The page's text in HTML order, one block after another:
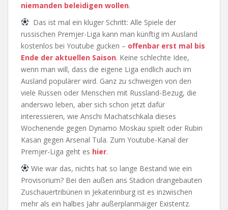
niemanden beleidigen wollen.
Das ist mal ein kluger Schritt: Alle Spiele der
russischen Premjer-Liga kann man künftig im Ausland
kostenlos bei Youtube gucken – offenbar erst mal bis
Ende der aktuellen Saison. Keine schlechte Idee,
wenn man will, dass die eigene Liga endlich auch im
Ausland populärer wird. Ganz zu schweigen von den
viele Russen oder Menschen mit Russland-Bezug, die
anderswo leben, aber sich schon jetzt dafür
interessieren, wie Anschi Machatschkala dieses
Wochenende gegen Dynamo Moskau spielt oder Rubin
Kasan gegen Arsenal Tula. Zum Youtube-Kanal der
Premjer-Liga geht es hier.
Wie war das, nichts hat so lange Bestand wie ein
Provisorium? Bei den außen ans Stadion drangebauten
Zuschauertribünen in Jekaterinburg ist es inzwischen
mehr als ein halbes Jahr außerplanmäiger Existentz.